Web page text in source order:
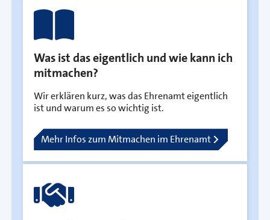
Was ist das eigentlich und wie kann ich
mitmachen?
Wir erklären kurz, was das Ehrenamt eigentlich
ist und warum es so wichtig ist.
Mehr Infos zum Mitmachen im Ehrenamt